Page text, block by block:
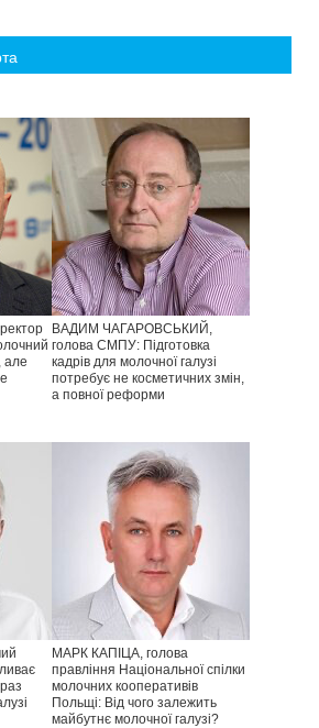
але
ВАДИМ ЧАГАРОВСЬКИЙ,
голова СМПУ: Підготовка
кадрів для молочної галузі
потребує не косметичних змін,
а повної реформи
МАРК КАПІЦА, голова
правління Національної спілки
молочних кооперативів
Польщі: Від чого залежить
майбутнє молочної галузі?